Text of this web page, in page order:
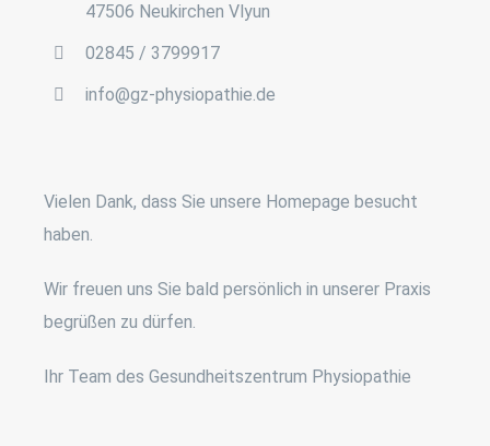
47506 Neukirchen Vlyun
02845 / 3799917
info@gz-physiopathie.de
Vielen Dank, dass Sie unsere Homepage besucht
haben.
Wir freuen uns Sie bald persönlich in unserer Praxis
begrüßen zu dürfen.
Ihr Team des Gesundheitszentrum Physiopathie